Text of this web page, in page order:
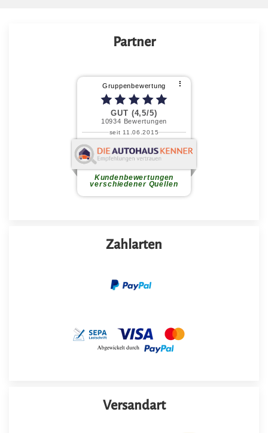
Partner
Zahlarten
Versandart